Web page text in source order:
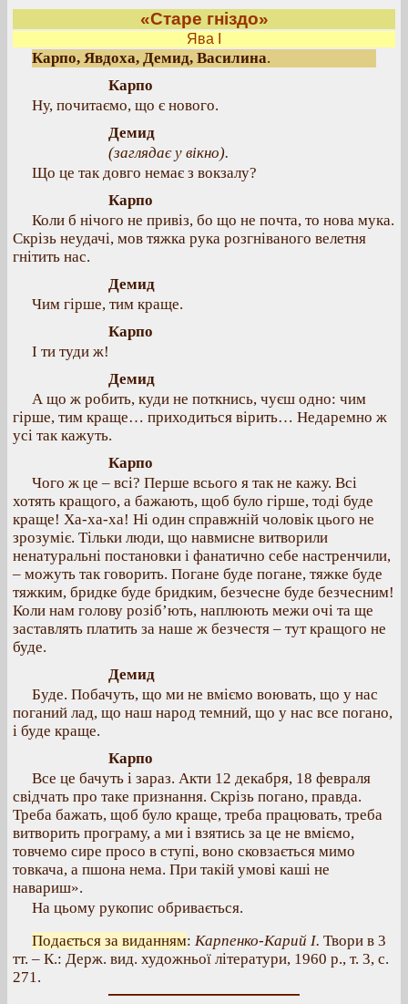
«Старе гніздо»
Ява І
Карпо, Явдоха, Демид, Василина.
Карпо
Ну, почитаємо, що є нового.
Демид
(заглядає у вікно).
Що це так довго немає з вокзалу?
Карпо
Коли б нічого не привіз, бо що не почта, то нова мука.
Скрізь неудачі, мов тяжка рука розгніваного велетня
гнітить нас.
Демид
Чим гірше, тим краще.
Карпо
І ти туди ж!
Демид
А що ж робить, куди не поткнись, чуєш одно: чим
гірше, тим краще… приходиться вірить… Недаремно ж
усі так кажуть.
Карпо
Чого ж це – всі? Перше всього я так не кажу. Всі
хотять кращого, а бажають, щоб було гірше, тоді буде
краще! Ха-ха-ха! Ні один справжній чоловік цього не
зрозуміє. Тільки люди, що навмисне витворили
ненатуральні постановки і фанатично себе настренчили,
– можуть так говорить. Погане буде погане, тяжке буде
тяжким, бридке буде бридким, безчесне буде безчесним!
Коли нам голову розіб’ють, наплюють межи очі та ще
заставлять платить за наше ж безчестя – тут кращого не
буде.
Демид
Буде. Побачуть, що ми не вміємо воювать, що у нас
поганий лад, що наш народ темний, що у нас все погано,
і буде краще.
Карпо
Все це бачуть і зараз. Акти 12 декабря, 18 февраля
свідчать про таке признання. Скрізь погано, правда.
Треба бажать, щоб було краще, треба працювать, треба
витворить програму, а ми і взятись за це не вміємо,
товчемо сире просо в ступі, воно сковзається мимо
товкача, а пшона нема. При такій умові каші не
навариш».
На цьому рукопис обривається.
Подається за виданням: Карпенко-Карий І. Твори в 3
тт. – К.: Держ. вид. художньої літератури, 1960 р., т. 3, с.
271.